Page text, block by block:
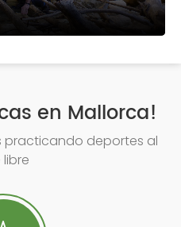
en Mallorca!
practicando deportes al
libre